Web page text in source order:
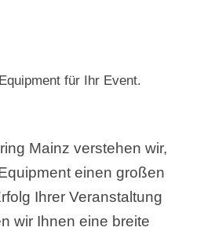
für Ihr Event.
Mainz verstehen wir,
einen großen
Ihrer Veranstaltung
wir Ihnen eine breite